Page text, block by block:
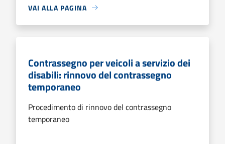
VAI ALLA PAGINA
Contrassegno per veicoli a servizio dei
disabili: rinnovo del contrassegno
temporaneo
Procedimento di rinnovo del contrassegno
temporaneo